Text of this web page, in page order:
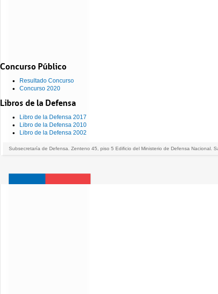
Concurso Público
Resultado Concurso
Concurso 2020
Libros de la Defensa
Libro de la Defensa 2017
Libro de la Defensa 2010
Libro de la Defensa 2002
Subsecretaría de Defensa. Zenteno 45, piso 5 Edificio del Ministerio de Defensa Nacional.